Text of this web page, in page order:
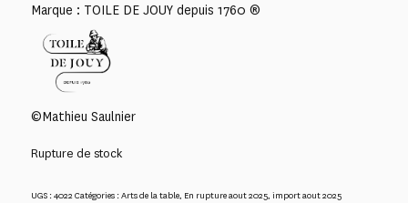
Marque : TOILE DE JOUY depuis 1760 ®
©Mathieu Saulnier
Rupture de stock
UGS :4022Catégories :Arts de la table, En rupture aout 2025, import aout 2025